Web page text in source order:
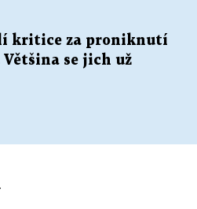
kritice za proniknutí
se jich už